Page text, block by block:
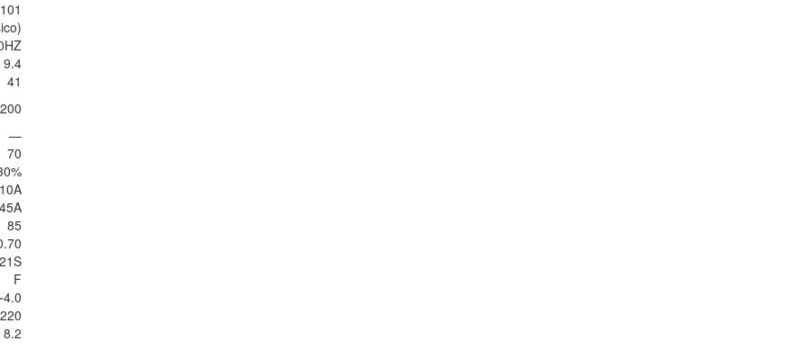
9.4
41
—
70
85
F
8.2